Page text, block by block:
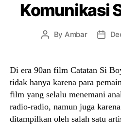
Komunikasi
Post
By Ambar
Post
Di era 90an film Catatan Si
tidak hanya karena para
film yang selalu menemani
radio-radio, namun juga
ditampilkan oleh salah satu